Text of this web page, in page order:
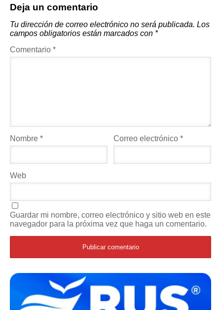
Deja un comentario
Tu dirección de correo electrónico no será publicada. Los
campos obligatorios están marcados con *
Comentario *
Nombre * Correo electrónico*
Web
Guardar mi nombre, correo electrónico y sitio web en este
navegador para la próxima vez que haga un comentario.